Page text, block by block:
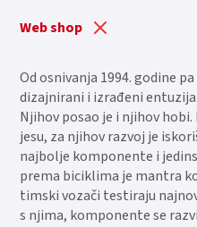
Web shop
Od osnivanja 1994. godine
dizajnirani i izrađeni
Njihov posao je i njihov
jesu, za njihov razvoj je
najbolje komponente i
prema biciklima je mantra
timski vozači testiraju
s njima, komponente se